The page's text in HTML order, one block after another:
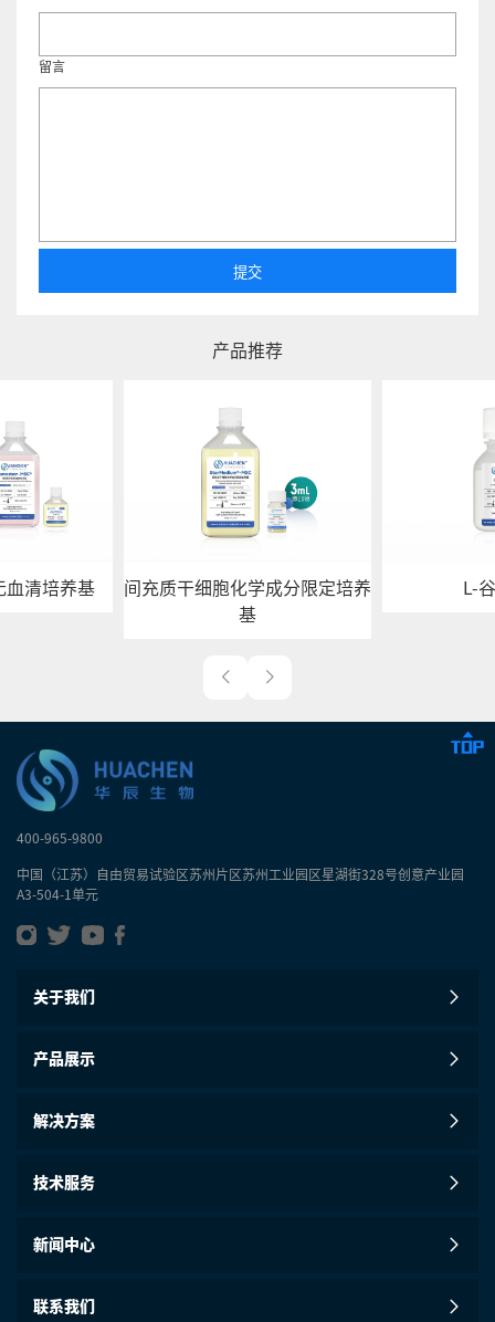
留言
产品推荐
血清培养基
间充质干细胞化学成分限定培养
基
L-
400-965-9800
中国（江苏）自由贸易试验区苏州片区苏州工业园区星湖街328号创意产业园
A3-504-1单元
关于我们
产品展示
解决方案
技术服务
新闻中心
联系我们